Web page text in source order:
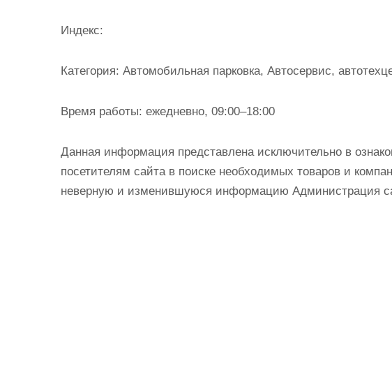
Индекс:
Категория: Автомобильная парковка, Автосервис,
Время работы: ежедневно, 09:00–18:00
Данная информация представлена исключительно в
посетителям сайта в поиске необходимых товаров и
неверную и изменившуюся информацию Администрация